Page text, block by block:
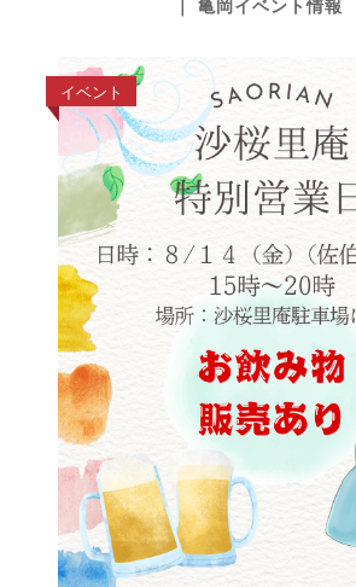
｜ 亀岡イベント情報 ｜
イベント